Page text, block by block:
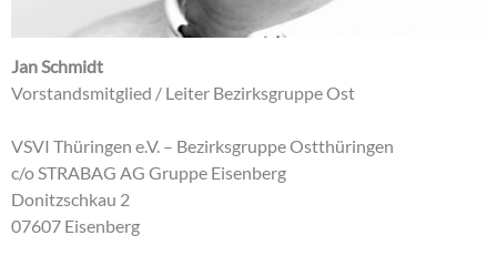
Jan Schmidt
Vorstandsmitglied / Leiter Bezirksgruppe Ost
VSVI Thüringen e.V. – Bezirksgruppe Ostthüringen
c/o STRABAG AG Gruppe Eisenberg
Donitzschkau 2
07607 Eisenberg